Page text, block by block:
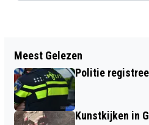
VIDEO: DORPSFILM
Meest Gelezen
Politie
Kunstkijken in